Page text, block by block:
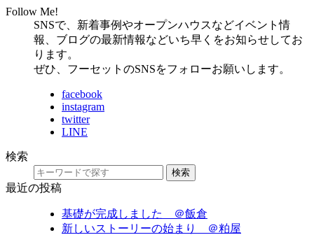
Follow Me!
SNSで、新着事例やオープンハウスなどイベント情
報、ブログの最新情報などいち早くをお知らせしてお
ります。
ぜひ、フーセットのSNSをフォローお願いします。
facebook
instagram
twitter
LINE
検索
検索
最近の投稿
基礎が完成しました ＠飯倉
新しいストーリーの始まり ＠粕屋